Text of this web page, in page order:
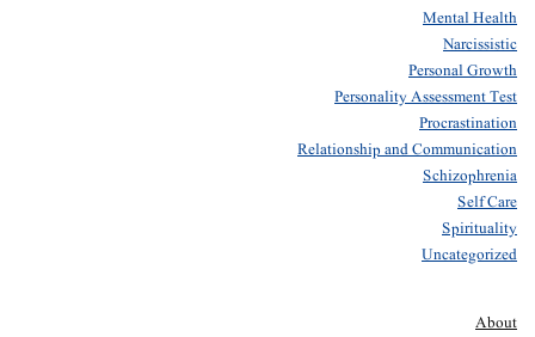
Mental Health
Narcissistic
Personal Growth
Personality Assessment Test
Procrastination
Relationship and Communication
Schizophrenia
Self Care
Spirituality
Uncategorized
About